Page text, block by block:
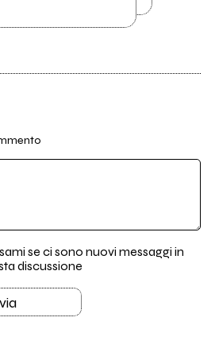
se ci sono nuovi messaggi in
discussione